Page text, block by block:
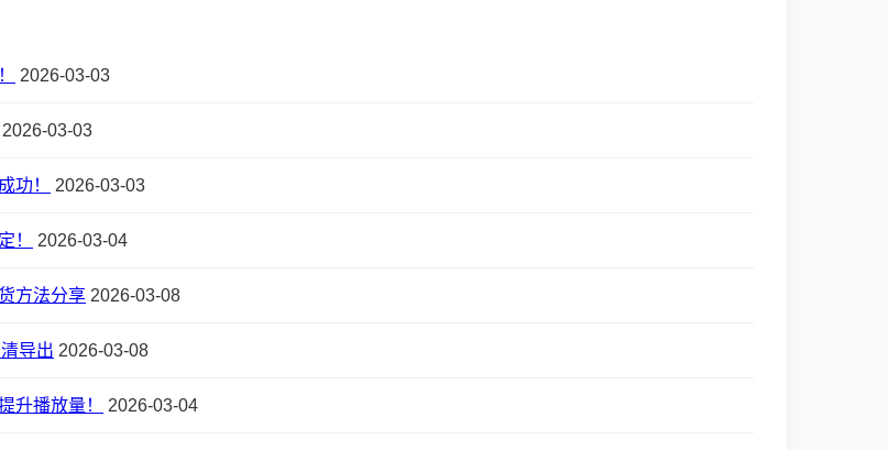
2026-03-03
2026-03-03
功！ 2026-03-03
！ 2026-03-04
方法分享 2026-03-08
导出 2026-03-08
升播放量！ 2026-03-04